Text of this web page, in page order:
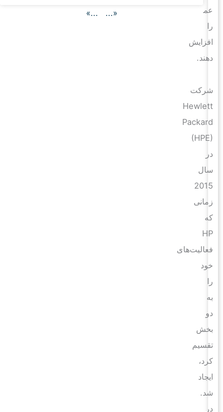
عملیاتی
افزایش
دهند.
شرکت
Hewlett
Packard
(HPE)
سال
2015
زمانی
HP
فعالیت‌های
خود
بخش
تقسیم
کرد،
ایجاد
شد.
«...
...»